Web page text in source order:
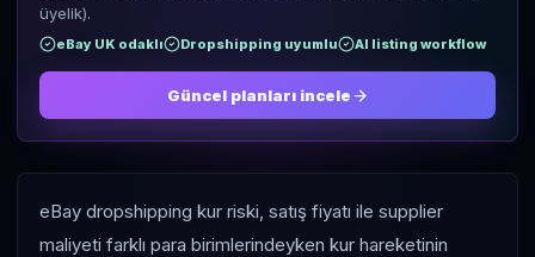
üyelik).
eBay UK odaklı Dropshipping uyumlu AI listing workflow
Güncel planları incele
eBay dropshipping kur riski, satış fiyatı ile supplier
maliyeti farklı para birimlerindeyken kur hareketinin